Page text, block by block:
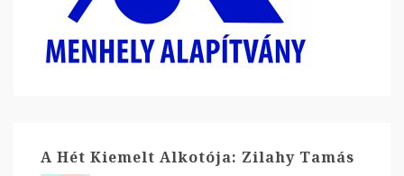
A Hét Kiemelt Alkotója: Zilahy Tamás